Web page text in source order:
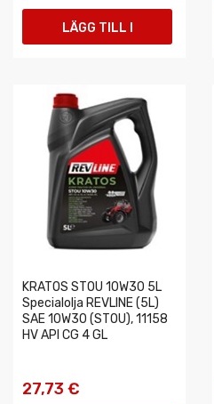
LÄGG TILL I
KRATOS STOU 10W30 5L
Specialolja REVLINE (5L)
SAE 10W30 (STOU), 11158
HV API CG 4 GL
27,73 €